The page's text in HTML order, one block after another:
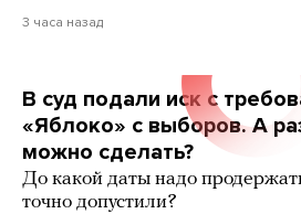
3 часа назад
В суд подали иск с
«Яблоко» с выборов. А
можно сделать?
До какой даты надо
точно допустили?